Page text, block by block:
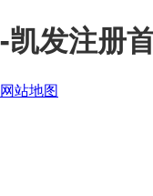
-凯发注册
网站地图